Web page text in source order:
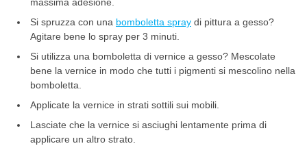
Si spruzza con una bomboletta spray di pittura a gesso?
Agitare bene lo spray per 3 minuti.
Si utilizza una bomboletta di vernice a gesso? Mescolate
bene la vernice in modo che tutti i pigmenti si mescolino nella
bomboletta.
Applicate la vernice in strati sottili sui mobili.
Lasciate che la vernice si asciughi lentamente prima di
applicare un altro strato.